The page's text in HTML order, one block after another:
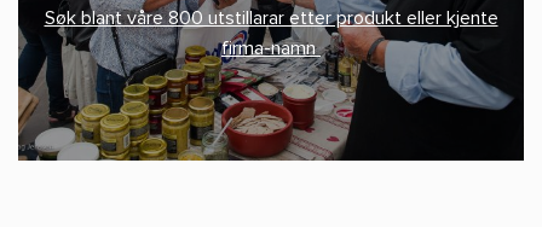
Søk blant våre 800 utstillarar etter produkt eller kjente
firma-namn